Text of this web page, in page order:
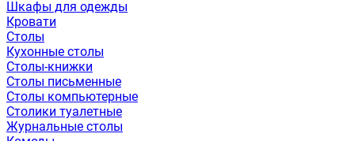
Шкафы для одежды
Кровати
Столы
Кухонные столы
Столы-книжки
Столы письменные
Столы компьютерные
Столики туалетные
Журнальные столы